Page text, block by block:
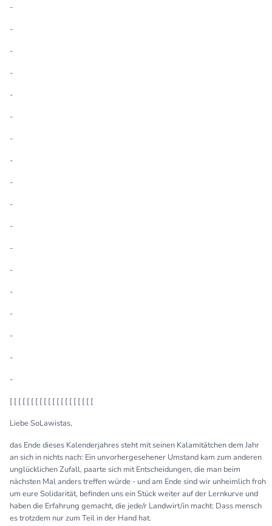
-
-
-
-
-
-
-
-
-
-
-
-
-
-
-
-
-
-
[ [ [ [ [ [ [ [ [ [ [ [ [ [ [ [ [ [ [ [
Liebe SoLawistas,
das Ende dieses Kalenderjahres steht mit seinen Kalamitätchen dem Jahr
an sich in nichts nach: Ein unvorhergesehener Umstand kam zum anderen
unglücklichen Zufall, paarte sich mit Entscheidungen, die man beim
nächsten Mal anders treffen würde - und am Ende sind wir unheimlich froh
um eure Solidarität, befinden uns ein Stück weiter auf der Lernkurve und
haben die Erfahrung gemacht, die jede/r Landwirt/in macht: Dass mensch
es trotzdem nur zum Teil in der Hand hat.